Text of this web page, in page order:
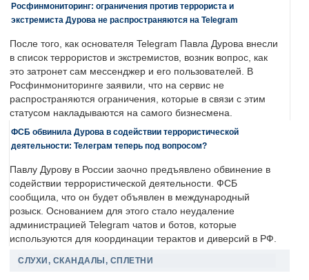
Росфинмониторинг: ограничения против террориста и
экстремиста Дурова не распространяются на Telegram
После того, как основателя Telegram Павла Дурова внесли
в список террористов и экстремистов, возник вопрос, как
это затронет сам мессенджер и его пользователей. В
Росфинмониторинге заявили, что на сервис не
распространяются ограничения, которые в связи с этим
статусом накладываются на самого бизнесмена.
ФСБ обвинила Дурова в содействии террористической
деятельности: Телеграм теперь под вопросом?
Павлу Дурову в России заочно предъявлено обвинение в
содействии террористической деятельности. ФСБ
сообщила, что он будет объявлен в международный
розыск. Основанием для этого стало неудаление
администрацией Telegram чатов и ботов, которые
используются для координации терактов и диверсий в РФ.
СЛУХИ, СКАНДАЛЫ, СПЛЕТНИ